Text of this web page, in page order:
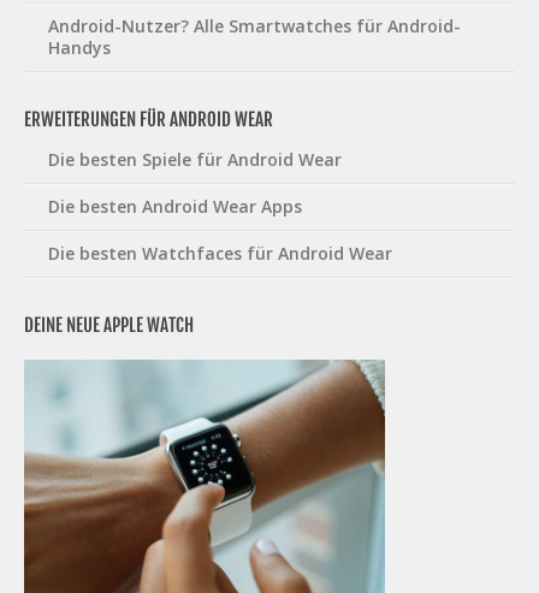
Android-Nutzer? Alle Smartwatches für Android-
Handys
ERWEITERUNGEN FÜR ANDROID WEAR
Die besten Spiele für Android Wear
Die besten Android Wear Apps
Die besten Watchfaces für Android Wear
DEINE NEUE APPLE WATCH